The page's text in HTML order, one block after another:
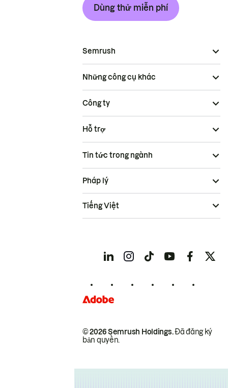
Dùng thử miễn phí
Semrush
Những công cụ khác
Công ty
Hỗ trợ
Tin tức trong ngành
© 2026 Semrush Holdings.Đã đăng ký
bản quyền.
Pháp lý
Tiếng Việt